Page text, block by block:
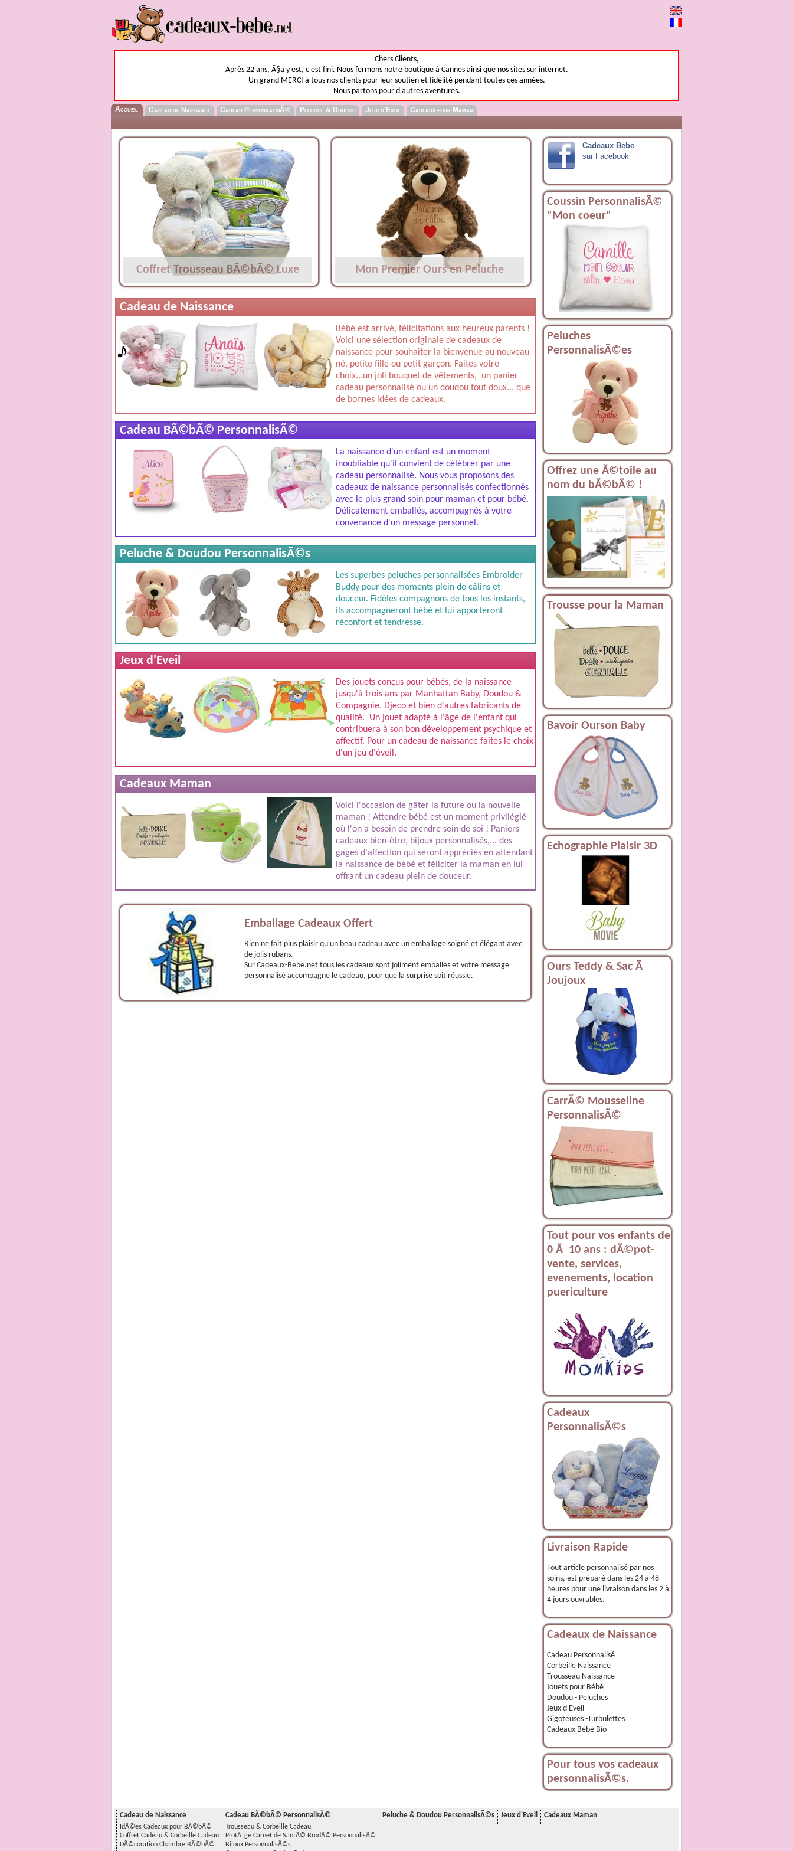
Chers Clients,
Après 22 ans, Ã§a y est, c'est fini. Nous fermons notre boutique à Cannes ainsi que nos sites sur internet.
Un grand MERCI à tous nos clients pour leur soutien et fidélité pendant toutes ces années.
Nous partons pour d'autres aventures.
Accueil Cadeau de Naissance Cadeau PersonnalisÃ© Peluche & Doudou Jeux d'Eveil Cadeaux pour Maman
Coffret Trousseau BÃ©bÃ© Luxe Mon Premier Ours en Peluche
Cadeau de Naissance
Bébé est arrivé, félicitations aux heureux parents !
Voici une sélection originale de cadeaux de
naissance pour souhaiter la bienvenue au nouveau
né, petite fille ou petit garçon. Faites votre
choix...un joli bouquet de vêtements, un panier
cadeau personnalisé ou un doudou tout doux... que
de bonnes idées de cadeaux.
Cadeau BÃ©bÃ© PersonnalisÃ©
La naissance d'un enfant est un moment
inoubliable qu'il convient de célébrer par une
cadeau personnalisé. Nous vous proposons des
cadeaux de naissance personnalisés confectionnés
avec le plus grand soin pour maman et pour bébé.
Délicatement emballés, accompagnés à votre
convenance d'un message personnel.
Peluche & Doudou PersonnalisÃ©s
Les superbes peluches personnalisées Embroider
Buddy pour des moments plein de câlins et
douceur. Fidèles compagnons de tous les instants,
ils accompagneront bébé et lui apporteront
réconfort et tendresse.
Jeux d'Eveil
Des jouets conçus pour bébés, de la naissance
jusqu'à trois ans par Manhattan Baby, Doudou &
Compagnie, Djeco et bien d'autres fabricants de
qualité. Un jouet adapté à l'âge de l'enfant qui
contribuera à son bon développement psychique et
affectif. Pour un cadeau de naissance faites le choix
d'un jeu d'éveil.
Cadeaux Maman
Voici l'occasion de gâter la future ou la nouvelle
maman ! Attendre bébé est un moment privilégié
où l'on a besoin de prendre soin de soi ! Paniers
cadeaux bien-être, bijoux personnalisés,... des
gages d'affection qui seront appréciés en attendant
la naissance de bébé et féliciter la maman en lui
offrant un cadeau plein de douceur.
Emballage Cadeaux Offert
Rien ne fait plus plaisir qu'un beau cadeau avec un emballage soigné et élégant avec
de jolis rubans.
Sur Cadeaux-Bebe.net tous les cadeaux sont joliment emballés et votre message
personnalisé accompagne le cadeau, pour que la surprise soit réussie.
Cadeaux Bebe
sur Facebook
Coussin PersonnalisÃ©
"Mon coeur"
Peluches
PersonnalisÃ©es
Offrez une Ã©toile au
nom du bÃ©bÃ© !
Trousse pour la Maman
Bavoir Ourson Baby
Echographie Plaisir 3D
Ours Teddy & Sac Ã
Joujoux
CarrÃ© Mousseline
PersonnalisÃ©
Tout pour vos enfants de
0 Ã 10 ans : dÃ©pot-
vente, services,
evenements, location
puericulture
Cadeaux
PersonnalisÃ©s
Livraison Rapide
Tout article personnalisé par nos
soins, est préparé dans les 24 à 48
heures pour une livraison dans les 2 à
4 jours ouvrables.
Cadeaux de Naissance
Cadeau Personnalisé
Corbeille Naissance
Trousseau Naissance
Jouets pour Bébé
Doudou - Peluches
Jeux d'Eveil
Gigoteuses -Turbulettes
Cadeaux Bébé Bio
Pour tous vos cadeaux
personnalisÃ©s.
Cadeau de Naissance
IdÃ©es Cadeaux pour BÃ©bÃ©
Coffret Cadeau & Corbeille Cadeau
DÃ©coration Chambre BÃ©bÃ©
Cadeau BÃ©bÃ© PersonnalisÃ©
Trousseau & Corbeille Cadeau
ProtÃ¨ge Carnet de SantÃ© BrodÃ© PersonnalisÃ©
Bijoux PersonnalisÃ©s
Peluche & Doudou PersonnalisÃ©s Jeux d'Eveil Cadeaux Maman